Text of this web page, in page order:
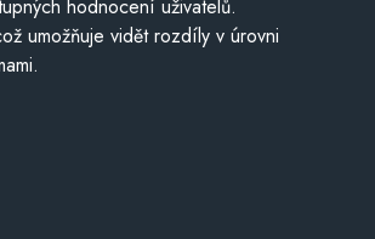
hodnocení uživatelů.
umožňuje vidět rozdíly v úrovni